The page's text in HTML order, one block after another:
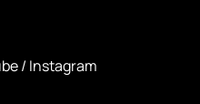
/ Instagram